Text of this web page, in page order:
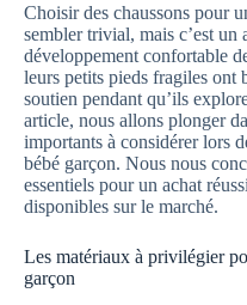
Choisir des chaussons pour
sembler trivial, mais c’est un
développement confortable
leurs petits pieds fragiles ont
soutien pendant qu’ils
article, nous allons plonger
importants à considérer lors
bébé garçon. Nous nous
essentiels pour un achat
disponibles sur le marché.
Les matériaux à privilégier
garçon